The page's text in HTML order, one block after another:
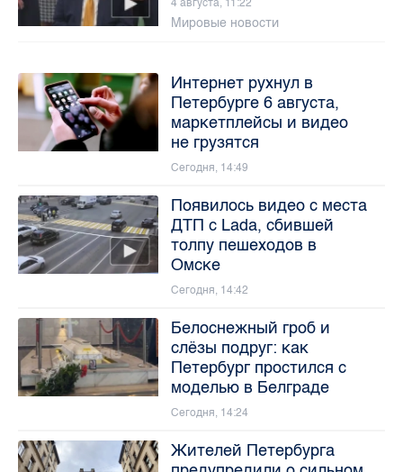
Мировые новости
Интернет рухнул в
Петербурге 6 августа,
маркетплейсы и видео
не грузятся
Сегодня, 14:49
Появилось видео с места
ДТП с Lada, сбившей
толпу пешеходов в
Омске
Сегодня, 14:42
Белоснежный гроб и
слёзы подруг: как
Петербург простился с
моделью в Белграде
Сегодня, 14:24
Жителей Петербурга